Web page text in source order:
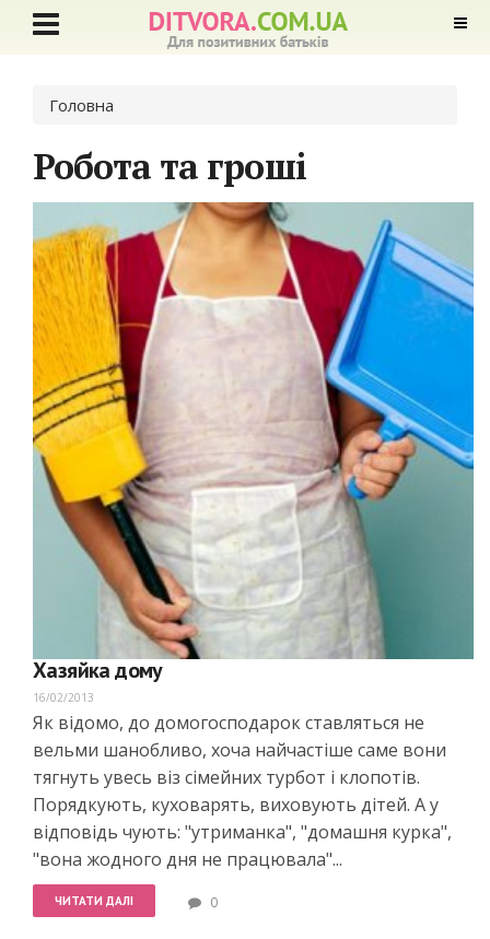
Ви є тут
Головна
Робота та гроші
Хазяйка дому
16/02/2013
Як відомо, до домогосподарок ставляться не
вельми шанобливо, хоча найчастіше саме вони
тягнуть увесь віз сімейних турбот і клопотів.
Порядкують, куховарять, виховують дітей. А у
відповідь чують: "утриманка", "домашня курка",
"вона жодного дня не працювала"...
ЧИТАТИ ДАЛІ 0